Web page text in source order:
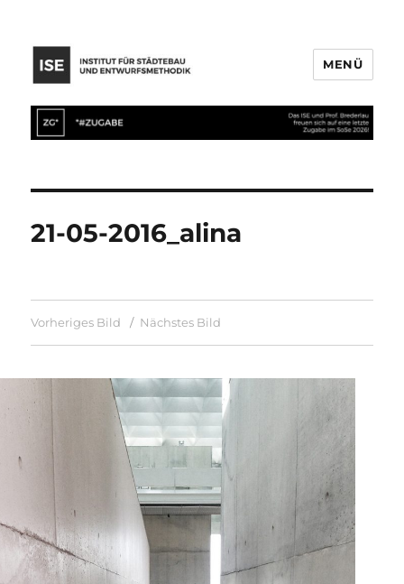
MENÜ
21-05-2016_alina
Vorheriges Bild Nächstes Bild